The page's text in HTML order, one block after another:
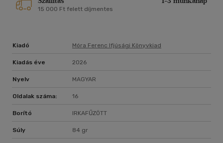
15 000 Ft felett díjmentes
Kiadó Móra Ferenc Ifjúsági Könyvkiad
Kiadás éve 2026
Nyelv MAGYAR
Oldalak száma: 16
Borító IRKAFŰZÖTT
Súly 84 gr